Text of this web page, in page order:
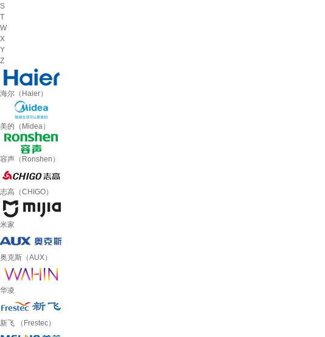
S
T
W
X
Y
Z
海尔（Haier）
美的（Midea）
容声（Ronshen）
志高（CHIGO）
米家
奥克斯（AUX）
华凌
新飞 （Frestec）